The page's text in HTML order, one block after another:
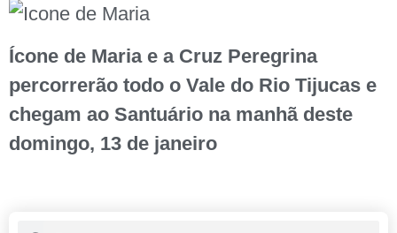
Ícone de Maria e a Cruz Peregrina
percorrerão todo o Vale do Rio Tijucas e
chegam ao Santuário na manhã deste
domingo, 13 de janeiro